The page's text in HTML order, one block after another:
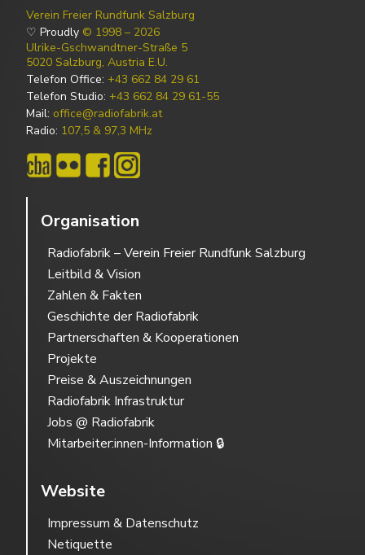
Verein Freier Rundfunk Salzburg
♡ Proudly © 1998 – 2026
Ulrike-Gschwandtner-Straße 5
5020 Salzburg, Austria E.U.
Telefon Office: +43 662 84 29 61
Telefon Studio: +43 662 84 29 61-55
Mail: office@radiofabrik.at
Radio: 107,5 & 97,3 MHz
Organisation
Radiofabrik – Verein Freier Rundfunk Salzburg
Leitbild & Vision
Zahlen & Fakten
Geschichte der Radiofabrik
Partnerschaften & Kooperationen
Projekte
Preise & Auszeichnungen
Radiofabrik Infrastruktur
Jobs @ Radiofabrik
Mitarbeiter:innen-Information 🔒
Website
Impressum & Datenschutz
Netiquette